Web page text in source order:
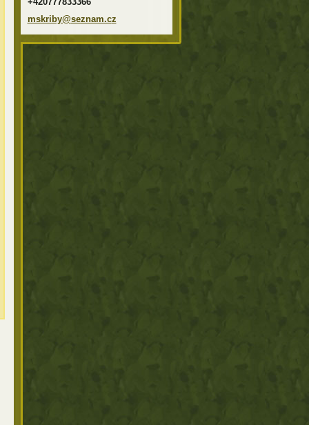
mskriby@seznam.cz